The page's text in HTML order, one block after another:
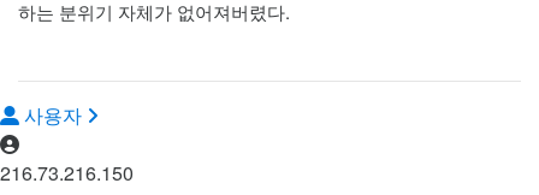
하는 분위기 자체가 없어져버렸다.
사용자
216.73.216.150